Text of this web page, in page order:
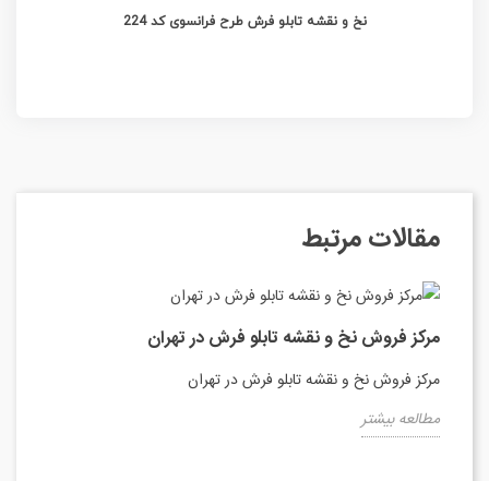
نخ و نقشه تابلو فرش طرح فرانسوی کد 224
مقالات مرتبط
مرکز فروش نخ و نقشه تابلو فرش در تهران
مرکز فروش نخ و نقشه تابلو فرش در تهران
مطالعه بیشتر